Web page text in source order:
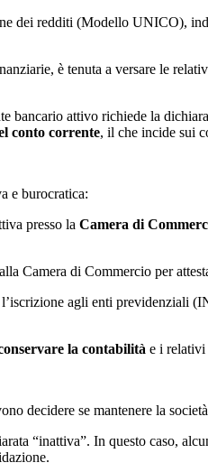
dei redditi (Modello UNICO),
è tenuta a versare le
bancario attivo richiede la
conto corrente, il che incide sui
e burocratica:
presso la Camera di
Camera di Commercio per
l’iscrizione agli enti previdenziali
la contabilità e i
decidere se mantenere la
“inattiva”. In questo caso,